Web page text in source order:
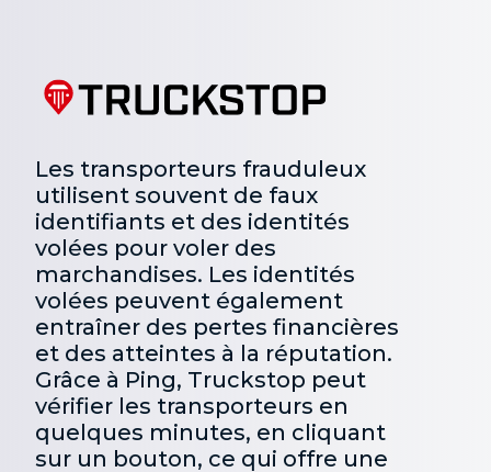
Les transporteurs frauduleux
utilisent souvent de faux
identifiants et des identités
volées pour voler des
marchandises. Les identités
volées peuvent également
entraîner des pertes financières
et des atteintes à la réputation.
Grâce à Ping, Truckstop peut
vérifier les transporteurs en
quelques minutes, en cliquant
sur un bouton, ce qui offre une